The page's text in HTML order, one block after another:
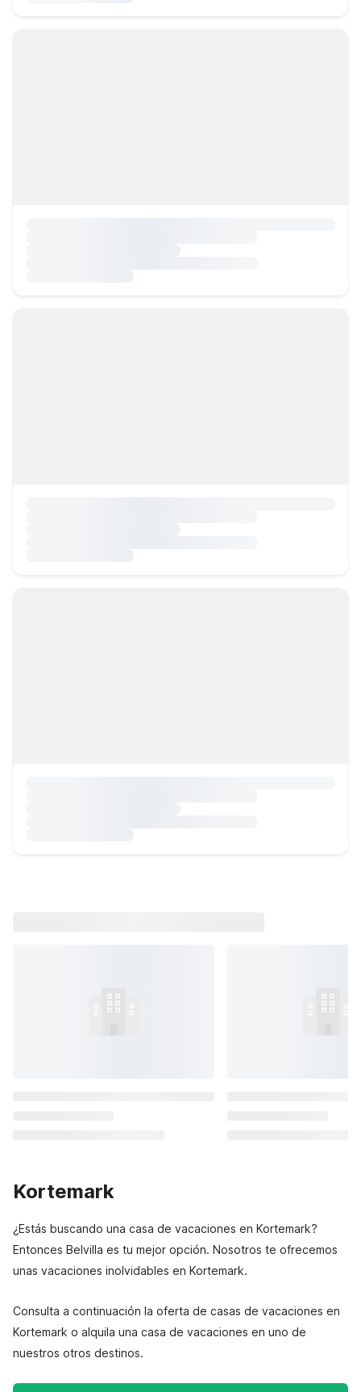
Kortemark
¿Estás buscando una casa de vacaciones en Kortemark?
Entonces Belvilla es tu mejor opción. Nosotros te ofrecemos
unas vacaciones inolvidables en Kortemark.
Consulta a continuación la oferta de casas de vacaciones en
Kortemark o alquila una casa de vacaciones en uno de
nuestros otros destinos.